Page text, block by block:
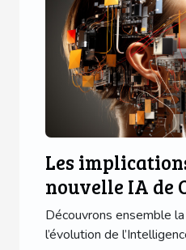
Les
nouvelle IA de
les utilisateurs
mobiles
Découvrons ensemble
l’évolution de